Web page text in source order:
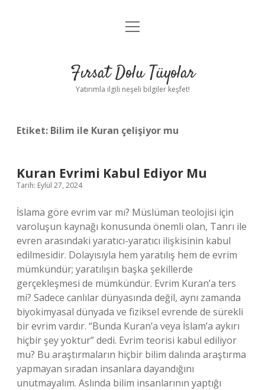
Gizlilik Politikası
Yasal Uyarı
menüyü
Fırsat Dolu Tüyolar
Yatırımla ilgili neşeli bilgiler keşfet!
Etiket: Bilim ile Kuran çelişiyor mu
Kuran Evrimi Kabul Ediyor Mu
Tarih: Eylül 27, 2024
İslama göre evrim var mı? Müslüman teolojisi için
varoluşun kaynağı konusunda önemli olan, Tanrı ile
evren arasındaki yaratıcı-yaratıcı ilişkisinin kabul
edilmesidir. Dolayısıyla hem yaratılış hem de evrim
mümkündür; yaratılışın başka şekillerde
gerçekleşmesi de mümkündür. Evrim Kuran’a ters
mi? Sadece canlılar dünyasında değil, aynı zamanda
biyokimyasal dünyada ve fiziksel evrende de sürekli
bir evrim vardır. “Bunda Kuran’a veya İslam’a aykırı
hiçbir şey yoktur” dedi. Evrim teorisi kabul ediliyor
mu? Bu araştırmaların hiçbir bilim dalında araştırma
yapmayan sıradan insanlara dayandığını
unutmayalım. Aslında bilim insanlarının yaptığı